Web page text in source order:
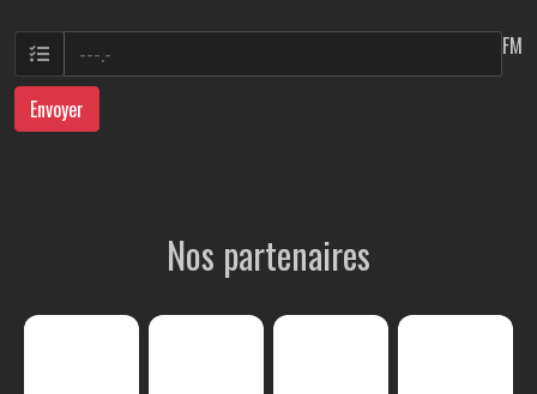
FM
Envoyer
Nos partenaires